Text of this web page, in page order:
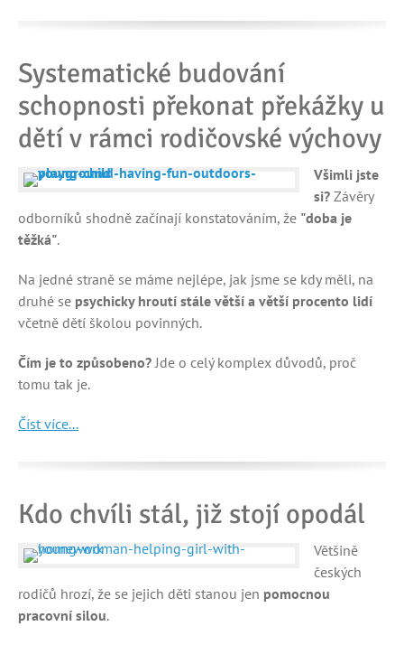
Systematické budování
schopnosti překonat překážky u
dětí v rámci rodičovské výchovy
Všimli jste
si? Závěry
odborníků shodně začínají konstatováním, že "doba je
těžká".
Na jedné straně se máme nejlépe, jak jsme se kdy měli, na
druhé se psychicky hroutí stále větší a větší procento lidí
včetně dětí školou povinných.
Čím je to způsobeno?Jde o celý komplex důvodů, proč
tomu tak je.
Číst více...
Kdo chvíli stál, již stojí opodál
Většině
českých
rodičů hrozí, že se jejich děti stanou jen pomocnou
pracovní silou.